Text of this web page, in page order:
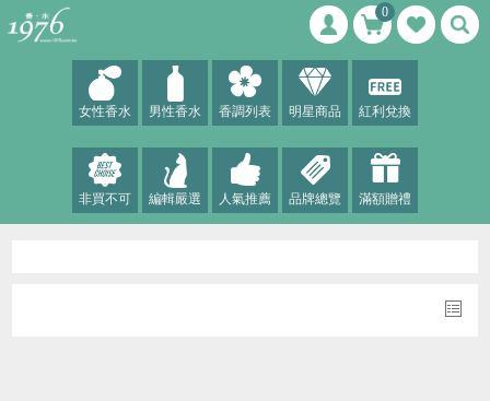
0
女性香水 男性香水 香調列表 明星商品 紅利兌換
非買不可 編輯嚴選 人氣推薦 品牌總覽 滿額贈禮